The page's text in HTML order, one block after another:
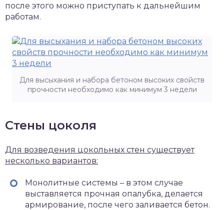
после этого можно приступать к дальнейшим
работам.
Для высыхания и набора бетоном высоких свойств
прочности необходимо как минимум 3 недели
Стены цоколя
Для возведения цокольных стен существует
несколько вариантов:
Монолитные системы – в этом случае
выставляется прочная опалубка, делается
армирование, после чего заливается бетон.